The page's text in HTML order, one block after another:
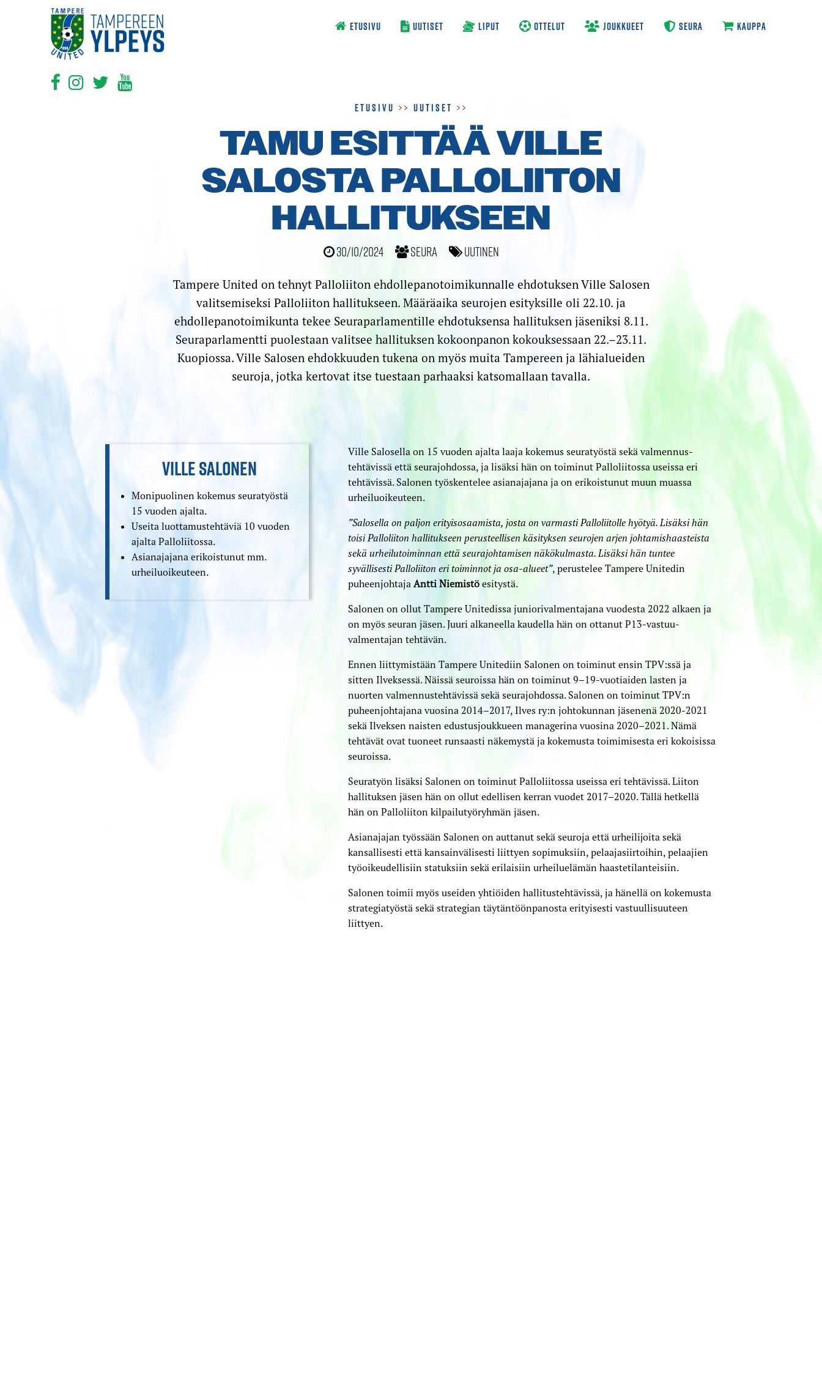
ETUSIVU UUTISET LIPUT OTTELUT JOUKKUEET SEURA KAUPPA
Etusivu >> Uutiset >>
TAMU ESITTÄÄ VILLE
SALOSTA PALLOLIITON
HALLITUKSEEN
30/10/2024 Seura Uutinen
Tampere United on tehnyt Palloliiton ehdollepano­toimikunnalle ehdotuksen Ville Salosen
valitsemiseksi Palloliiton hallitukseen. Määräaika seurojen esityksille oli 22.10. ja
ehdollepano­toimikunta tekee Seura­parlamentille ehdotuksensa hallituksen jäseniksi 8.11.
Seura­parlamentti puolestaan valitsee hallituksen kokoonpanon kokouksessaan 22.–23.11.
Kuopiossa. Ville Salosen ehdokkuuden tukena on myös muita Tampereen ja lähialueiden
seuroja, jotka kertovat itse tuestaan parhaaksi katsomallaan tavalla.
VILLE SALONEN
Monipuolinen kokemus seuratyöstä
15 vuoden ajalta.
Useita luottamustehtäviä 10 vuoden
ajalta Palloliitossa.
Asianajajana erikoistunut mm.
urheiluoikeuteen.
Ville Salosella on 15 vuoden ajalta laaja kokemus seuratyöstä sekä valmennus­
tehtävissä että seurajohdossa, ja lisäksi hän on toiminut Palloliitossa useissa eri
tehtävissä. Salonen työskentelee asianajajana ja on erikoistunut muun muassa
urheilu­­oikeuteen.
”Salosella on paljon erityisosaamista, josta on varmasti Palloliitolle hyötyä. Lisäksi hän
toisi Palloliiton hallitukseen perusteellisen käsityksen seurojen arjen johtamishaasteista
sekä urheilutoiminnan että seurajohtamisen näkökulmasta. Lisäksi hän tuntee
syvällisesti Palloliiton eri toiminnot ja osa-alueet”, perustelee Tampere Unitedin
puheenjohtajaAntti Niemistö esitystä.
Salonen on ollut Tampere Unitedissa juniori­­valmentajana vuodesta 2022 alkaen ja
on myös seuran jäsen. Juuri alkaneella kaudella hän on ottanut P13-vastuu­
valmentajan tehtävän.
Ennen liittymistään Tampere Unitediin Salonen on toiminut ensin TPV:ssä ja
sitten Ilveksessä. Näissä seuroissa hän on toiminut 9–19-vuotiaiden lasten ja
nuorten valmennus­­tehtävissä sekä seurajohdossa. Salonen on toiminut TPV:n
puheen­johtajana vuosina 2014–2017, Ilves ry:n johtokunnan jäsenenä 2020-2021
sekä Ilveksen naisten edustusjoukkueen managerina vuosina 2020–2021. Nämä
tehtävät ovat tuoneet runsaasti näkemystä ja kokemusta toimimisesta eri kokoisissa
seuroissa.
Seuratyön lisäksi Salonen on toiminut Palloliitossa useissa eri tehtävissä. Liiton
hallituksen jäsen hän on ollut edellisen kerran vuodet 2017–2020. Tällä hetkellä
hän on Palloliiton kilpailu­työryhmän jäsen.
Asianajajan työssään Salonen on auttanut sekä seuroja että urheilijoita sekä
kansallisesti että kansainvälisesti liittyen sopimuksiin, pelaaja­siirtoihin, pelaajien
työoikeudellisiin statuksiin sekä erilaisiin urheilu­elämän haaste­tilanteisiin.
Salonen toimii myös useiden yhtiöiden hallitus­tehtävissä, ja hänellä on kokemusta
strategia­työstä sekä strategian täytäntöön­panosta erityisesti vastuullisuuteen
liittyen.